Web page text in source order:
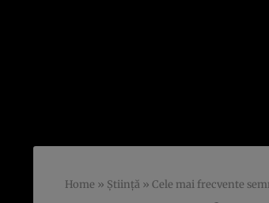
Home » Știință » Cele mai frecvente